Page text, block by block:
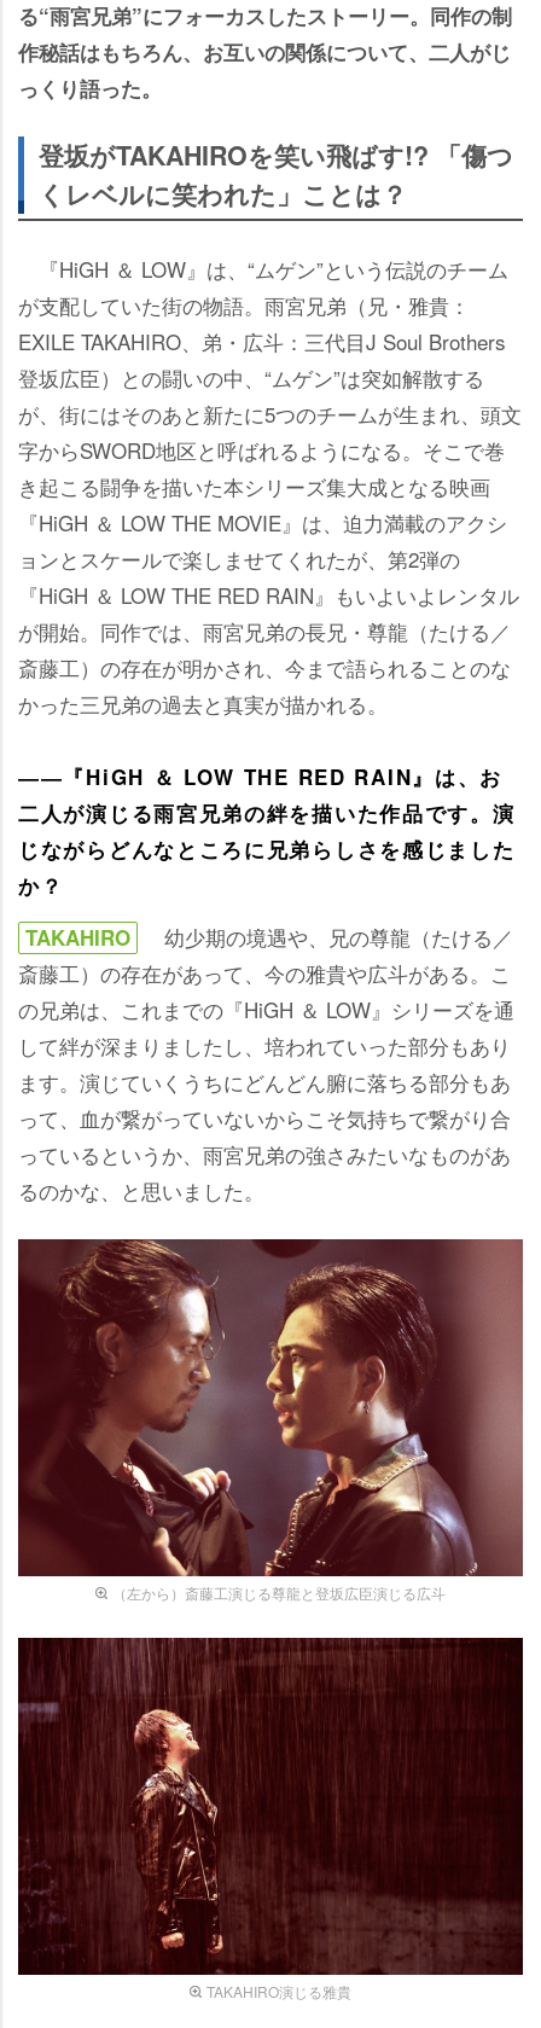
る“雨宮兄弟”にフォーカスしたストーリー。同作の制
作秘話はもちろん、お互いの関係について、二人がじ
っくり語った。
登坂がTAKAHIROを笑い飛ばす!? 「傷つ
くレベルに笑われた」ことは？
『HiGH ＆ LOW』は、“ムゲン”という伝説のチーム
が支配していた街の物語。雨宮兄弟（兄・雅貴：
EXILE TAKAHIRO、弟・広斗：三代目J Soul Brothers
登坂広臣）との闘いの中、“ムゲン”は突如解散する
が、街にはそのあと新たに5つのチームが生まれ、頭文
字からSWORD地区と呼ばれるようになる。そこで巻
き起こる闘争を描いた本シリーズ集大成となる映画
『HiGH ＆ LOW THE MOVIE』は、迫力満載のアクシ
ョンとスケールで楽しませてくれたが、第2弾の
『HiGH ＆ LOW THE RED RAIN』もいよいよレンタル
が開始。同作では、雨宮兄弟の長兄・尊龍（たける／
斎藤工）の存在が明かされ、今まで語られることのな
かった三兄弟の過去と真実が描かれる。
――『HiGH ＆ LOW THE RED RAIN』は、お
二人が演じる雨宮兄弟の絆を描いた作品です。演
じながらどんなところに兄弟らしさを感じました
か？
TAKAHIRO
幼少期の境遇や、兄の尊龍（たける／
斎藤工）の存在があって、今の雅貴や広斗がある。こ
の兄弟は、これまでの『HiGH ＆ LOW』シリーズを通
して絆が深まりましたし、培われていった部分もあり
ます。演じていくうちにどんどん腑に落ちる部分もあ
って、血が繋がっていないからこそ気持ちで繋がり合
っているというか、雨宮兄弟の強さみたいなものがあ
るのかな、と思いました。
（左から）斎藤工演じる尊龍と登坂広臣演じる広斗
TAKAHIRO演じる雅貴